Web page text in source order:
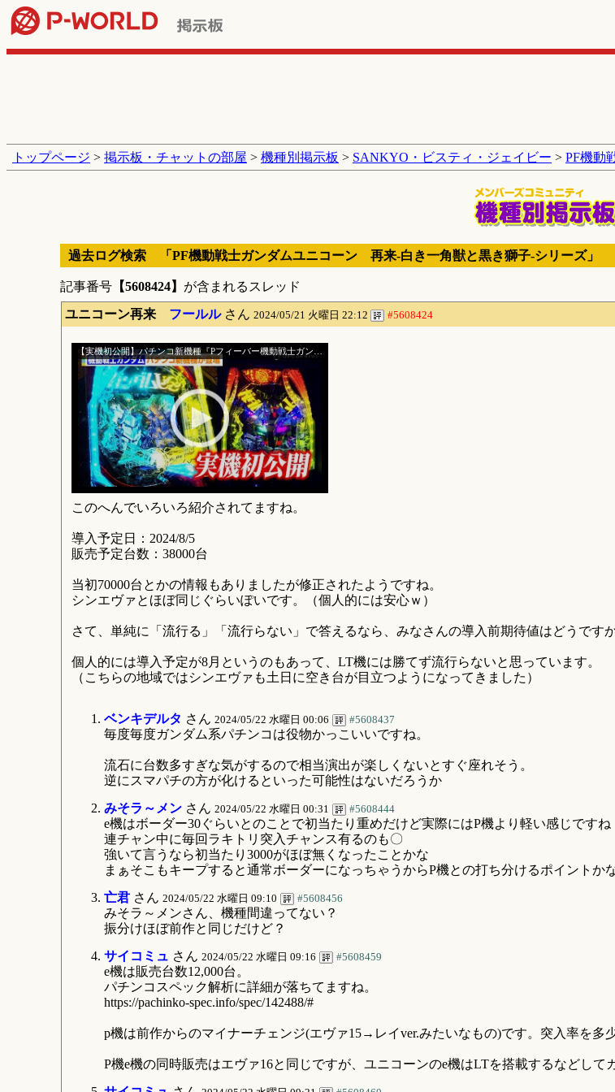
トップページ > 掲示板・チャットの部屋 > 機種別掲示板 > SANKYO・ビスティ・ジェイビー > PF機動
過去ログ検索 「PF機動戦士ガンダムユニコーン 再来‐白き一角獣と黒き獅子‐シリーズ」
記事番号 【5608424】 が含まれるスレッド
ユニコーン再来 フールルさん 2024/05/21 火曜日 22:12 #5608424
このへんでいろいろ紹介されてますね。
導入予定日：2024/8/5
販売予定台数：38000台
当初70000台とかの情報もありましたが修正されたようですね。
シンエヴァとほぼ同じぐらいぽいです。（個人的には安心ｗ）
さて、単純に「流行る」「流行らない」で答えるなら、みなさんの導入前期待値はどうです
個人的には導入予定が8月というのもあって、LT機には勝てず流行らないと思っています。
（こちらの地域ではシンエヴァも土日に空き台が目立つようになってきました）
ベンキデルタ さん 2024/05/22 水曜日 00:06 #5608437
毎度毎度ガンダム系パチンコは役物かっこいいですね。
流石に台数多すぎな気がするので相当演出が楽しくないとすぐ座れそう。
逆にスマパチの方が化けるといった可能性はないだろうか
みそラ～メンさん 2024/05/22 水曜日 00:31 #5608444
e機はボーダー30ぐらいとのことで初当たり重めだけど実際にはP機より軽い感じですね
連チャン中に毎回ラキトリ突入チャンス有るのも〇
強いて言うなら初当たり3000がほぼ無くなったことかな
まぁそこもキープすると通常ボーダーになっちゃうからP機との打ち分けるポイントか
亡君さん 2024/05/22 水曜日 09:10 #5608456
みそラ～メンさん、機種間違ってない？
振分けほぼ前作と同じだけど？
サイコミュ さん 2024/05/22 水曜日 09:16 #5608459
e機は販売台数12,000台。
パチンコスペック解析に詳細が落ちてますね。
https://pachinko-spec.info/spec/142488/#
p機は前作からのマイナーチェンジ(エヴァ15→レイver.みたいなもの)です。突入率を多
P機e機の同時販売はエヴァ16と同じですが、ユニコーンのe機はLTを搭載するなどして